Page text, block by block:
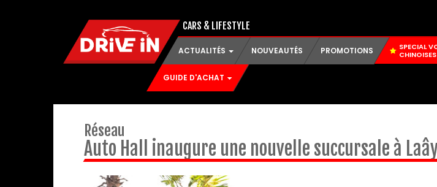
CARS & LIFESTYLE
ACTUALITÉS NOUVEAUTÉS PROMOTIONS
SPECIAL
GUIDE D'ACHAT
Réseau
Auto Hall inaugure une nouvelle succursale à